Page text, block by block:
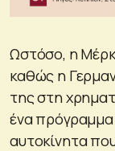
Ωστόσο, η
καθώς η
της στη
ένα
αυτοκίνητα